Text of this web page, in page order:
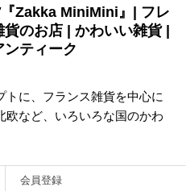
Zakka MiniMini』| フレ
のお店 | かわいい雑貨 |
ティーク
トに、フランス雑貨を中心に
欧など、いろいろな国のかわ
会員登録